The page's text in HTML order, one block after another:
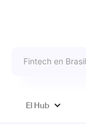
El Hub